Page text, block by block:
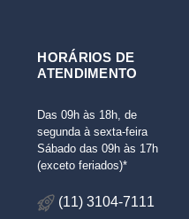
HORÁRIOS DE
ATENDIMENTO
Das 09h às 18h, de
segunda à sexta-feira
Sábado das 09h às 17h
(exceto feriados)*
(11) 3104-7111